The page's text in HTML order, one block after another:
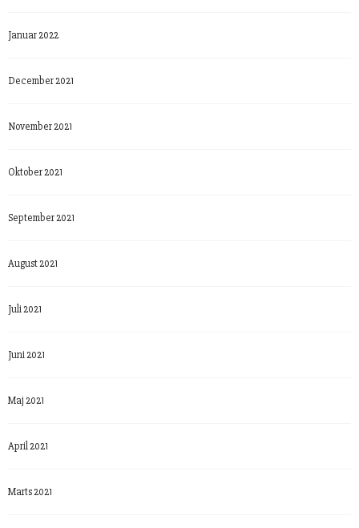
Januar 2022
December 2021
November 2021
Oktober 2021
September 2021
August 2021
Juli 2021
Juni 2021
Maj 2021
April 2021
Marts 2021